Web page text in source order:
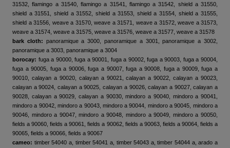
31532, flamingo a 31540, flamingo a 31541, flamingo a 31542, shield a 31550,
shield a 31551, shield a 31552, shield a 31553, shield a 31554, shield a 31555,
shield a 31556, weave a 31570, weave a 31571, weave a 31572, weave a 31573,
weave a 31574, weave a 31575, weave a 31576, weave a 31577, weave a 31578
bark cloth: panoramique a 3000, panoramique a 3001, panoramique a 3002,
panoramique a 3003, panoramique a 3004
borocay: fuga a 90000, fuga a 90001, fuga a 90002, fuga a 90003, fuga a 90004,
fuga a 90005, fuga a 90006, fuga a 90007, fuga a 90008, fuga a 90009, fuga a
90010, calayan a 90020, calayan a 90021, calayan a 90022, calayan a 90023,
calayan a 90024, calayan a 90025, calayan a 90026, calayan a 90027, calayan a
90028, calayan a 90029, calayan a 90030, mindoro a 90040, mindoro a 90041,
mindoro a 90042, mindoro a 90043, mindoro a 90044, mindoro a 90045, mindoro a
90046, mindoro a 90047, mindoro a 90048, mindoro a 90049, mindoro a 90050,
fields a 90060, fields a 90061, fields a 90062, fields a 90063, fields a 90064, fields a
90065, fields a 90066, fields a 90067
cameo: timber 54040 a, timber 54041 a, timber 54043 a, timber 54044 a, arado a